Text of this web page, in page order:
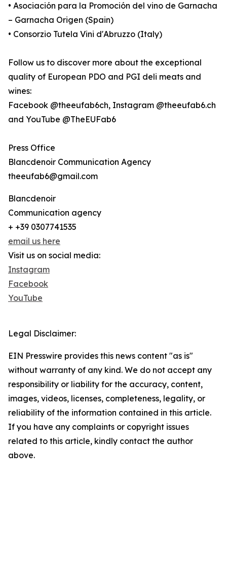
• Asociación para la Promoción del vino de Garnacha
– Garnacha Origen (Spain)
• Consorzio Tutela Vini d'Abruzzo (Italy)
Follow us to discover more about the exceptional
quality of European PDO and PGI deli meats and
wines:
Facebook @theeufab6ch, Instagram @theeufab6.ch
and YouTube @TheEUFab6
Press Office
Blancdenoir Communication Agency
theeufab6@gmail.com
Blancdenoir
Communication agency
+ +39 0307741535
email us here
Visit us on social media:
Instagram
Facebook
YouTube
Legal Disclaimer:
EIN Presswire provides this news content "as is"
without warranty of any kind. We do not accept any
responsibility or liability for the accuracy, content,
images, videos, licenses, completeness, legality, or
reliability of the information contained in this article.
If you have any complaints or copyright issues
related to this article, kindly contact the author
above.